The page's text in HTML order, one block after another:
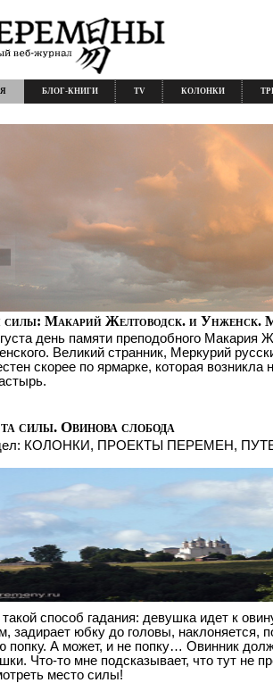
БЛОГ-КНИГИ TV КОЛОНКИ
силы: Макарий Желтоводск. и Унженск.
день памяти преподобного Макария
Великий странник, Меркурий
скорее по ярмарке, которая возникла
силы. Овинова слобода
КОЛОНКИ, ПРОЕКТЫ ПЕРЕМЕН,
способ гадания: девушка идет к
задирает юбку до головы, наклоняется,
попку. А может, и не попку… Овинник
Что-то мне подсказывает, что тут не
место силы!